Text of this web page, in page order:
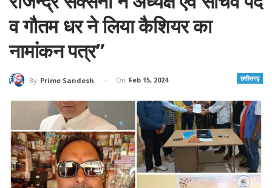
व गौतम धर ने लिया कैशियर का
नामांकन पत्र”
छत्तीसगढ़
By Prime Sandesh On Feb 15, 2024